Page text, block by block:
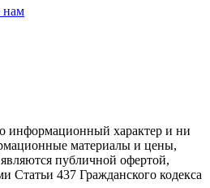
нам
информационный характер и ни
материалы и цены,
публичной офертой,
Статьи 437 Гражданского кодекса